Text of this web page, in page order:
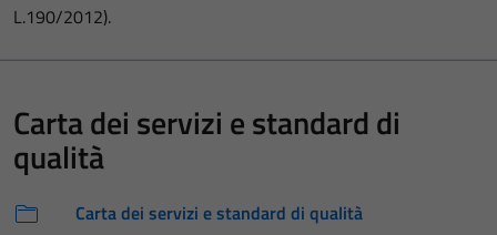
L.190/2012).
Carta dei servizi e standard di
qualità
Carta dei servizi e standard di qualità